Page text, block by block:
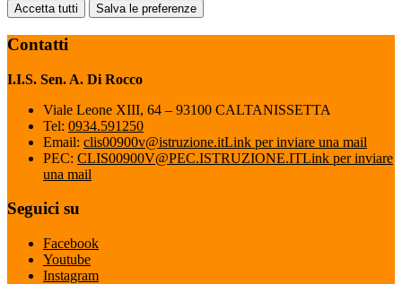
Accetta tutti Salva le preferenze
Contatti
I.I.S. Sen. A. Di Rocco
Viale Leone XIII, 64 – 93100 CALTANISSETTA
Tel: 0934.591250
Email: clis00900v@istruzione.itLink per inviare una mail
PEC: CLIS00900V@PEC.ISTRUZIONE.ITLink per inviare
una mail
Seguici su
Facebook
Youtube
Instagram